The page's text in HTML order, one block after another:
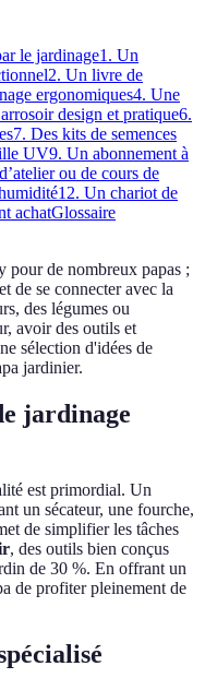
le jardinage1. Un
2. Un livre de
ergonomiques4. Une
design et pratique6.
7. Des kits de semences
UV9. Un abonnement à
ou de cours de
12. Un chariot de
achatGlossaire
pour de nombreux papas ;
de se connecter avec la
des légumes ou
avoir des outils et
sélection d'idées de
jardinier.
jardinage
est primordial. Un
un sécateur, une fourche,
de simplifier les tâches
, des outils bien conçus
de 30 %. En offrant un
de profiter pleinement de